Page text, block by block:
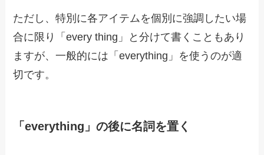
ただし、特別に各アイテムを個別に強調したい場
合に限り「every thing」と分けて書くこともあり
ますが、一般的には「everything」を使うのが適
切です。
「everything」の後に名詞を置く